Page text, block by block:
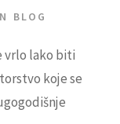
BLOG
vrlo lako biti
koje se